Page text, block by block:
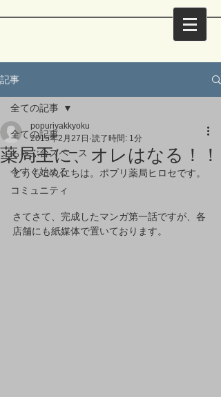
記事
全ての記事
ちゃぶ台スペース
今すぐ始める
コミュニティ
全ての記事
薬局王に、オレはなる！！
popuriyakkyoku
2015年2月27日 読了時間: 1分
どうもこんにちは。ポプリ薬局ヒロセです。
さてさて、完成したマンガ第一話ですが、各
店舗にも紙媒体で置いております。